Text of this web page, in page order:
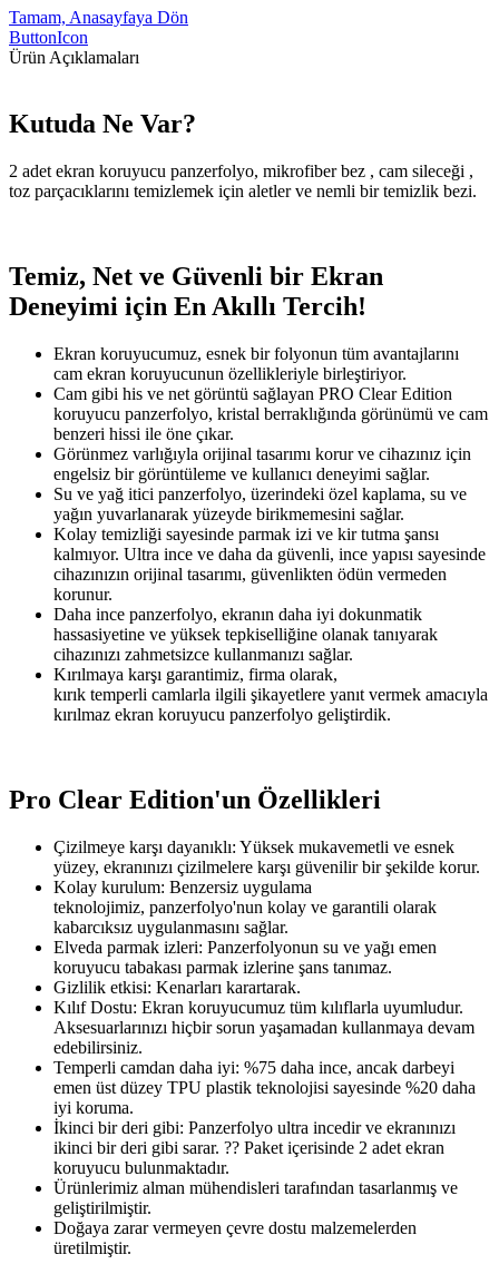
Tamam, Anasayfaya Dön
ButtonIcon
Ürün Açıklamaları
Kutuda Ne Var?
2 adet ekran koruyucu panzerfolyo, mikrofiber bez , cam sileceği ,
toz parçacıklarını temizlemek için aletler ve nemli bir temizlik bezi.
Temiz, Net ve Güvenli bir Ekran
Deneyimi için En Akıllı Tercih!
Ekran koruyucumuz, esnek bir folyonun tüm avantajlarını
cam ekran koruyucunun özellikleriyle birleştiriyor.
Cam gibi his ve net görüntü sağlayan PRO Clear Edition
koruyucu panzerfolyo, kristal berraklığında görünümü ve cam
benzeri hissi ile öne çıkar.
Görünmez varlığıyla orijinal tasarımı korur ve cihazınız için
engelsiz bir görüntüleme ve kullanıcı deneyimi sağlar.
Su ve yağ itici panzerfolyo, üzerindeki özel kaplama, su ve
yağın yuvarlanarak yüzeyde birikmemesini sağlar.
Kolay temizliği sayesinde parmak izi ve kir tutma şansı
kalmıyor. Ultra ince ve daha da güvenli, ince yapısı sayesinde
cihazınızın orijinal tasarımı, güvenlikten ödün vermeden
korunur.
Daha ince panzerfolyo, ekranın daha iyi dokunmatik
hassasiyetine ve yüksek tepkiselliğine olanak tanıyarak
cihazınızı zahmetsizce kullanmanızı sağlar.
Kırılmaya karşı garantimiz, firma olarak,
kırık temperli camlarla ilgili şikayetlere yanıt vermek amacıyla
kırılmaz ekran koruyucu panzerfolyo geliştirdik.
Pro Clear Edition'un Özellikleri
Çizilmeye karşı dayanıklı: Yüksek mukavemetli ve esnek
yüzey, ekranınızı çizilmelere karşı güvenilir bir şekilde korur.
Kolay kurulum: Benzersiz uygulama
teknolojimiz, panzerfolyo'nun kolay ve garantili olarak
kabarcıksız uygulanmasını sağlar.
Elveda parmak izleri: Panzerfolyonun su ve yağı emen
koruyucu tabakası parmak izlerine şans tanımaz.
Gizlilik etkisi: Kenarları karartarak.
Kılıf Dostu: Ekran koruyucumuz tüm kılıflarla uyumludur.
Aksesuarlarınızı hiçbir sorun yaşamadan kullanmaya devam
edebilirsiniz.
Temperli camdan daha iyi: %75 daha ince, ancak darbeyi
emen üst düzey TPU plastik teknolojisi sayesinde %20 daha
iyi koruma.
İkinci bir deri gibi: Panzerfolyo ultra incedir ve ekranınızı
ikinci bir deri gibi sarar. ?? Paket içerisinde 2 adet ekran
koruyucu bulunmaktadır.
Ürünlerimiz alman mühendisleri tarafından tasarlanmış ve
geliştirilmiştir.
Doğaya zarar vermeyen çevre dostu malzemelerden
üretilmiştir.